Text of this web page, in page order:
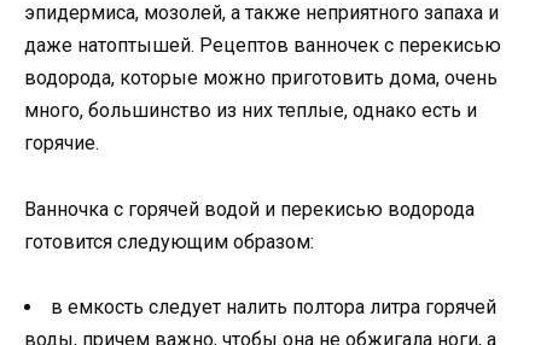
эпидермиса, мозолей, а также неприятного запаха и
даже натоптышей. Рецептов ванночек с перекисью
водорода, которые можно приготовить дома, очень
много, большинство из них теплые, однако есть и
горячие.
Ванночка с горячей водой и перекисью водорода
готовится следующим образом:
в емкость следует налить полтора литра горячей
воды, причем важно, чтобы она не обжигала ноги, а